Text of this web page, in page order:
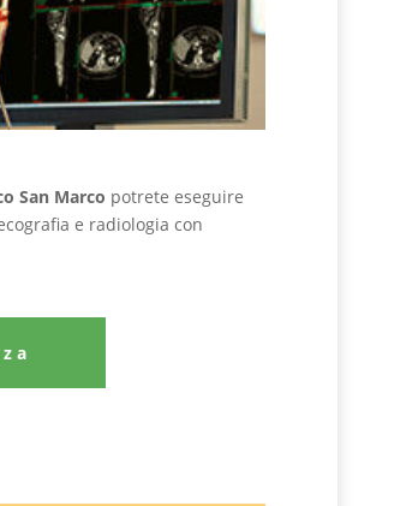
San Marco potrete eseguire
e radiologia con